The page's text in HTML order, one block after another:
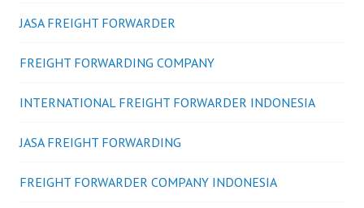
JASA FREIGHT FORWARDER
FREIGHT FORWARDING COMPANY
INTERNATIONAL FREIGHT FORWARDER INDONESIA
JASA FREIGHT FORWARDING
FREIGHT FORWARDER COMPANY INDONESIA